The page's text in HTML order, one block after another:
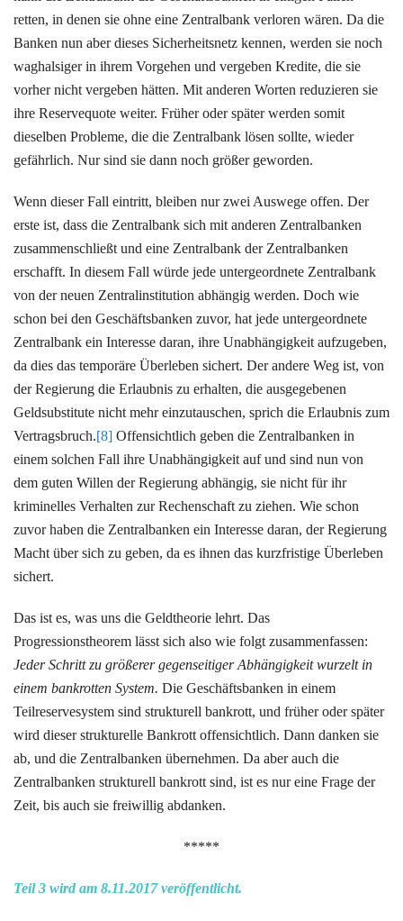
retten, in denen sie ohne eine Zentralbank verloren wären. Da die
Banken nun aber dieses Sicherheitsnetz kennen, werden sie noch
waghalsiger in ihrem Vorgehen und vergeben Kredite, die sie
vorher nicht vergeben hätten. Mit anderen Worten reduzieren sie
ihre Reservequote weiter. Früher oder später werden somit
dieselben Probleme, die die Zentralbank lösen sollte, wieder
gefährlich. Nur sind sie dann noch größer geworden.
Wenn dieser Fall eintritt, bleiben nur zwei Auswege offen. Der
erste ist, dass die Zentralbank sich mit anderen Zentralbanken
zusammenschließt und eine Zentralbank der Zentralbanken
erschafft. In diesem Fall würde jede untergeordnete Zentralbank
von der neuen Zentralinstitution abhängig werden. Doch wie
schon bei den Geschäftsbanken zuvor, hat jede untergeordnete
Zentralbank ein Interesse daran, ihre Unabhängigkeit aufzugeben,
da dies das temporäre Überleben sichert. Der andere Weg ist, von
der Regierung die Erlaubnis zu erhalten, die ausgegebenen
Geldsubstitute nicht mehr einzutauschen, sprich die Erlaubnis zum
Vertragsbruch.[8] Offensichtlich geben die Zentralbanken in
einem solchen Fall ihre Unabhängigkeit auf und sind nun von
dem guten Willen der Regierung abhängig, sie nicht für ihr
kriminelles Verhalten zur Rechenschaft zu ziehen. Wie schon
zuvor haben die Zentralbanken ein Interesse daran, der Regierung
Macht über sich zu geben, da es ihnen das kurzfristige Überleben
sichert.
Das ist es, was uns die Geldtheorie lehrt. Das
Progressionstheorem lässt sich also wie folgt zusammenfassen:
Jeder Schritt zu größerer gegenseitiger Abhängigkeit wurzelt in
einem bankrotten System. Die Geschäftsbanken in einem
Teilreservesystem sind strukturell bankrott, und früher oder später
wird dieser strukturelle Bankrott offensichtlich. Dann danken sie
ab, und die Zentralbanken übernehmen. Da aber auch die
Zentralbanken strukturell bankrott sind, ist es nur eine Frage der
Zeit, bis auch sie freiwillig abdanken.
*****
Teil 3 wird am 8.11.2017 veröffentlicht.